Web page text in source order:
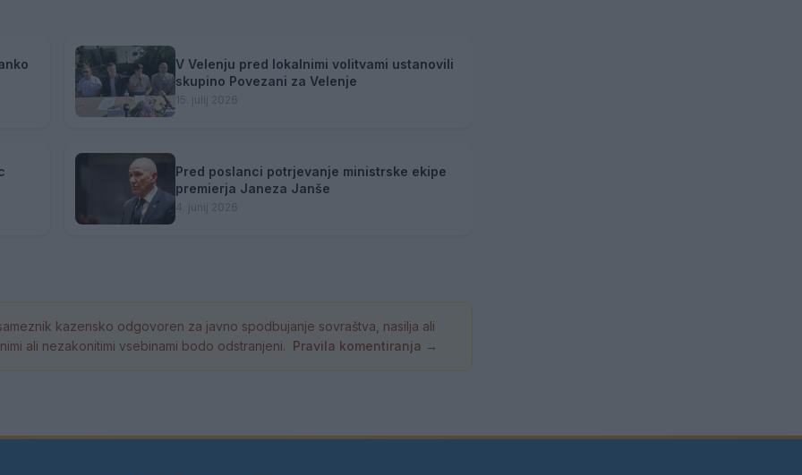
V Velenju pred lokalnimi volitvami ustanovili
skupino Povezani za Velenje
15. julij 2026
Pred poslanci potrjevanje ministrske ekipe
premierja Janeza Janše
4. junij 2026
kazensko odgovoren za javno spodbujanje sovraštva, nasilja ali
ali nezakonitimi vsebinami bodo odstranjeni. Pravila komentiranja →